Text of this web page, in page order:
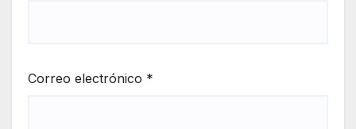
Correo electrónico *